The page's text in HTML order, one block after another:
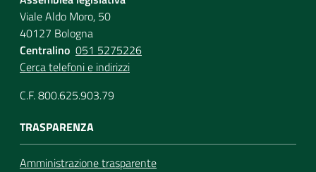
Viale Aldo Moro, 50
40127 Bologna
Centralino 051 5275226
Cerca telefoni e indirizzi
C.F. 800.625.903.79
TRASPARENZA
Amministrazione trasparente